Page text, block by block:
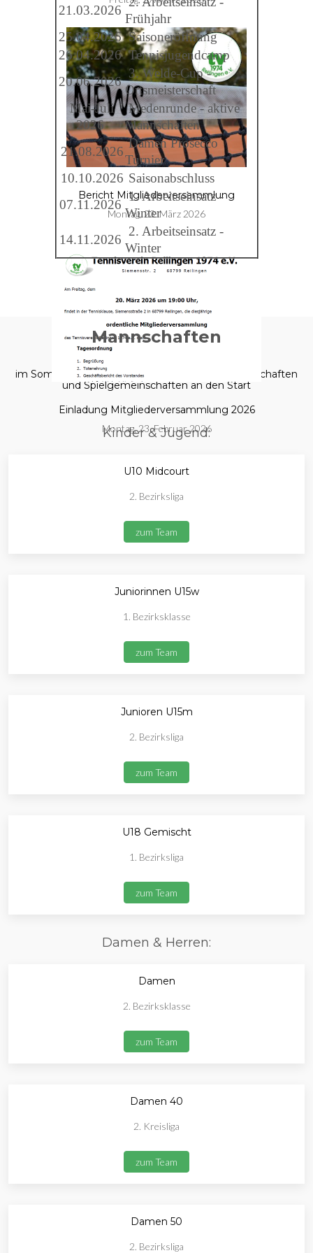
Bericht Mitgliederversammlung
Montag, 23. März 2026
Einladung Mitgliederversammlung 2026
Montag, 23. Februar 2026
21.03.2026
Frühjahr
25.04.2026 Saisoneröffnung
26.04.2026 Tennisjugendcamp
20.06.2026
3. Welde-Cup -
Ortsmeisterschaft
Mai-Juli
2026
Medenrunde - aktive
Mannschaften
21.08.2026
Damen Prosecco
Turnier
10.10.2026 Saisonabschluss
07.11.2026
1. Arbeitseinsatz -
Winter
14.11.2026
2. Arbeitseinsatz -
Winter
Mannschaften
im Sommer 2025 gehen wir mit folgenden Mannschaften
und Spielgemeinschaften an den Start
Kinder & Jugend:
U10 Midcourt
2. Bezirksliga
zum Team
Juniorinnen U15w
1. Bezirksklasse
zum Team
Junioren U15m
2. Bezirksliga
zum Team
U18 Gemischt
1. Bezirksliga
zum Team
Damen & Herren:
Damen
2. Bezirksklasse
zum Team
Damen 40
2. Kreisliga
zum Team
Damen 50
2. Bezirksliga